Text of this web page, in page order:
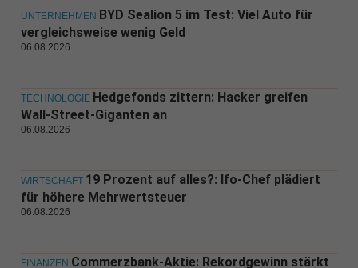
UNTERNEHMEN BYD Sealion 5 im Test: Viel Auto für
vergleichsweise wenig Geld
06.08.2026
TECHNOLOGIE Hedgefonds zittern: Hacker greifen
Wall-Street-Giganten an
06.08.2026
WIRTSCHAFT 19 Prozent auf alles?: Ifo-Chef plädiert
für höhere Mehrwertsteuer
06.08.2026
FINANZEN Commerzbank-Aktie: Rekordgewinn stärkt